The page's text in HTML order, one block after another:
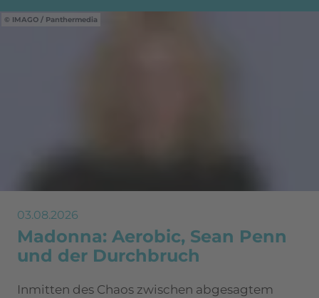
IMAGO / Panthermedia
03.08.2026
Madonna: Aerobic, Sean Penn
und der Durchbruch
Inmitten des Chaos zwischen abgesagtem